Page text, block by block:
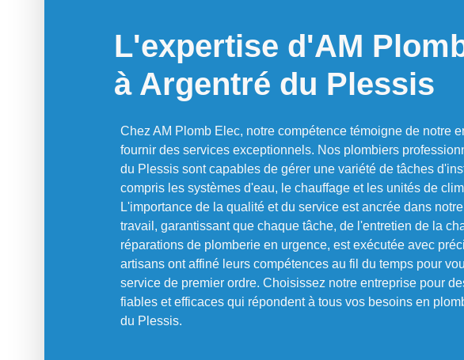
L'expertise d'AM
à Argentré du Plessis
Chez AM Plomb Elec, notre compétence témoigne de notre
fournir des services exceptionnels. Nos plombiers
du Plessis sont capables de gérer une variété de tâches
compris les systèmes d'eau, le chauffage et les unités de
L'importance de la qualité et du service est ancrée dans
travail, garantissant que chaque tâche, de l'entretien de la
réparations de plomberie en urgence, est exécutée avec
artisans ont affiné leurs compétences au fil du temps pour
service de premier ordre. Choisissez notre entreprise pour
fiables et efficaces qui répondent à tous vos besoins en
du Plessis.